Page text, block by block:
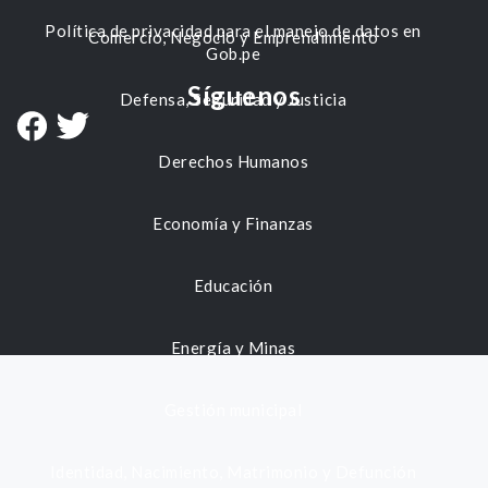
Comercio, Negocio y Emprendimiento
Defensa, Seguridad y Justicia
Derechos Humanos
Economía y Finanzas
Educación
Energía y Minas
Política de privacidad para el manejo de datos en
Gob.pe
Síguenos